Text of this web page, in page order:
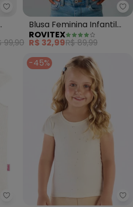
Up Baby - Blusa Infantil
99,90
Blusa Feminina Infantil
Estampada (Bege)
ROVITEX
R$ 32,99R$ 89,99
-45%